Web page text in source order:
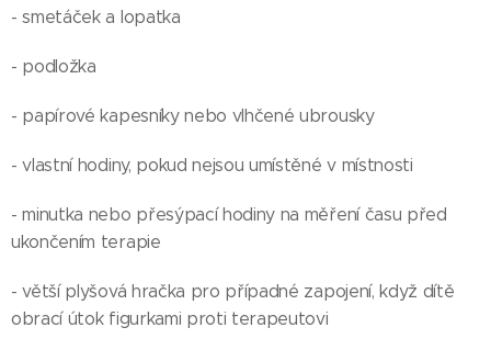
- smetáček a lopatka
- podložka
- papírové kapesníky nebo vlhčené ubrousky
- vlastní hodiny, pokud nejsou umístěné v místnosti
- minutka nebo přesýpací hodiny na měření času před
ukončením terapie
- větší plyšová hračka pro případné zapojení, když dítě
obrací útok figurkami proti terapeutovi